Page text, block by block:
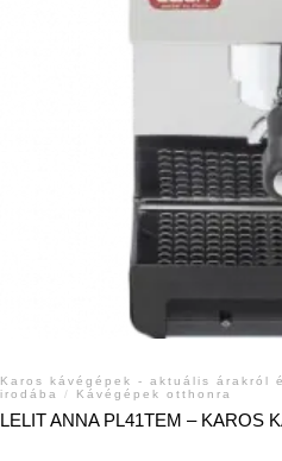
Karos kávégépek - aktuális árakról
irodába
/ Kávégépek otthonra
LELIT ANNA PL41TEM – KAROS